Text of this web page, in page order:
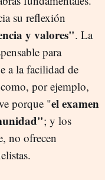
su reflexión
y valores". La
para
a la facilidad de
por ejemplo,
porque "el examen
; y los
no ofrecen